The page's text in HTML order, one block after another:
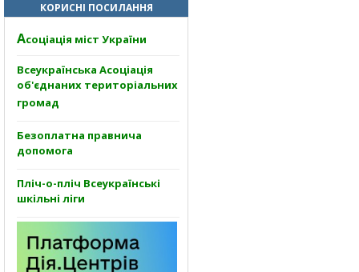
КОРИСНІ ПОСИЛАННЯ
Асоціація міст України
Всеукраїнська Асоціація
об'єднаних територіальних
громад
Безоплатна правнича
допомога
Пліч-о-пліч Всеукраїнські
шкільні ліги